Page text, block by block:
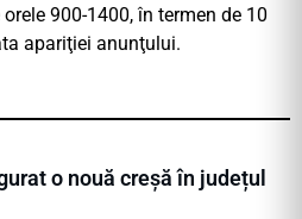
900-1400, în termen de 10
apariţiei anunţului.
o nouă creșă în județul